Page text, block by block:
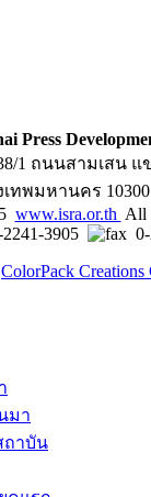
Press
1 ถนนสามเสน แ
เทพมหานคร 10300
www.isra.or.th All
3905
0-
ColorPack Creations
มา
ถาบัน